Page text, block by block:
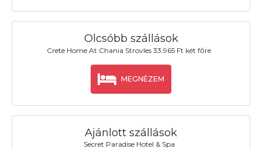
Olcsóbb szállások
Crete Home At Chania Strovles 33.965 Ft két főre
MEGNÉZEM
Ajánlott szállások
Secret Paradise Hotel & Spa